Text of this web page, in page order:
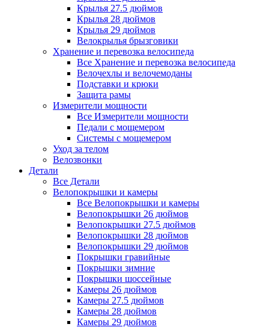
Крылья 27.5 дюймов
Крылья 28 дюймов
Крылья 29 дюймов
Велокрылья брызговики
Хранение и перевозка велосипеда
Все Хранение и перевозка велосипеда
Велочехлы и велочемоданы
Подставки и крюки
Защита рамы
Измерители мощности
Все Измерители мощности
Педали с мощемером
Системы с мощемером
Уход за телом
Велозвонки
Детали
Все Детали
Велопокрышки и камеры
Все Велопокрышки и камеры
Велопокрышки 26 дюймов
Велопокрышки 27.5 дюймов
Велопокрышки 28 дюймов
Велопокрышки 29 дюймов
Покрышки гравийные
Покрышки зимние
Покрышки шоссейные
Камеры 26 дюймов
Камеры 27.5 дюймов
Камеры 28 дюймов
Камеры 29 дюймов